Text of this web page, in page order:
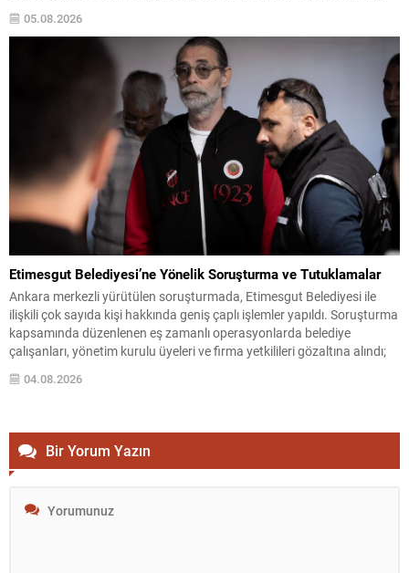
büyük metropollerinden biri olan kentte, yıllardır...
05.08.2026
Etimesgut Belediyesi’ne Yönelik Soruşturma ve Tutuklamalar
Ankara merkezli yürütülen soruşturmada, Etimesgut Belediyesi ile
ilişkili çok sayıda kişi hakkında geniş çaplı işlemler yapıldı. Soruşturma
kapsamında düzenlenen eş zamanlı operasyonlarda belediye
çalışanları, yönetim kurulu üyeleri ve firma yetkilileri gözaltına alındı;
bazı adres ve iş yerlerinde arama-el koyma işlemleri gerçekleştirildi.
İçişleri Bakanlığı, tutuklanan belediye başkanı hakkında geçici
04.08.2026
Bir Yorum Yazın